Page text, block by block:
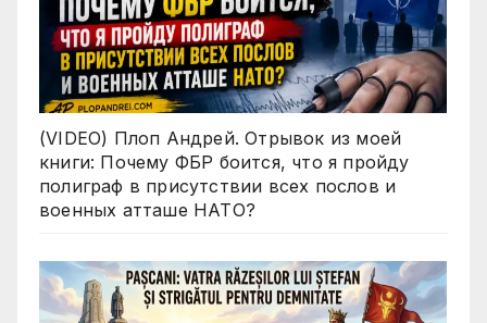
(VIDEO) Плоп Андрей. Отрывок из моей
книги: Почему ФБР боится, что я пройду
полиграф в присутствии всех послов и
военных атташе НАТО?